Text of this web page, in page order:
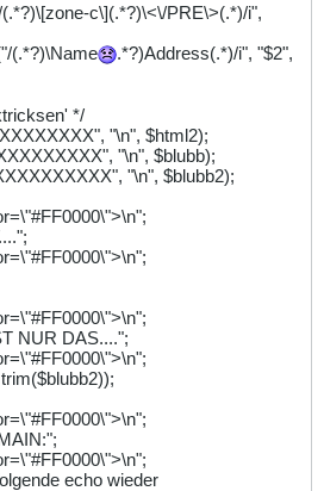
c\](.*?)\<\/PRE\>(.*)/i",
(.*?)\Name
.*?)Address(.*)/i", "$2",
*/
"\n", $html2);
"\n", $blubb);
"\n", $blubb2);
NUR DAS....";
echo wieder